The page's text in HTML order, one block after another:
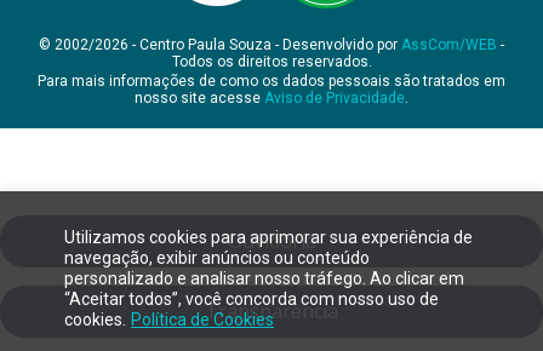
Utilizamos cookies para aprimorar sua experiência de
navegação, exibir anúncios ou conteúdo
personalizado e analisar nosso tráfego. Ao clicar em
“Aceitar todos”, você concorda com nosso uso de
cookies.
Política de Cookies
© 2002/2026 - Centro Paula Souza - Desenvolvido por AssCom/WEB -
Todos os direitos reservados.
Para mais informações de como os dados pessoais são tratados em
nosso site acesse Aviso de Privacidade.
Ouvidoria
Transparência